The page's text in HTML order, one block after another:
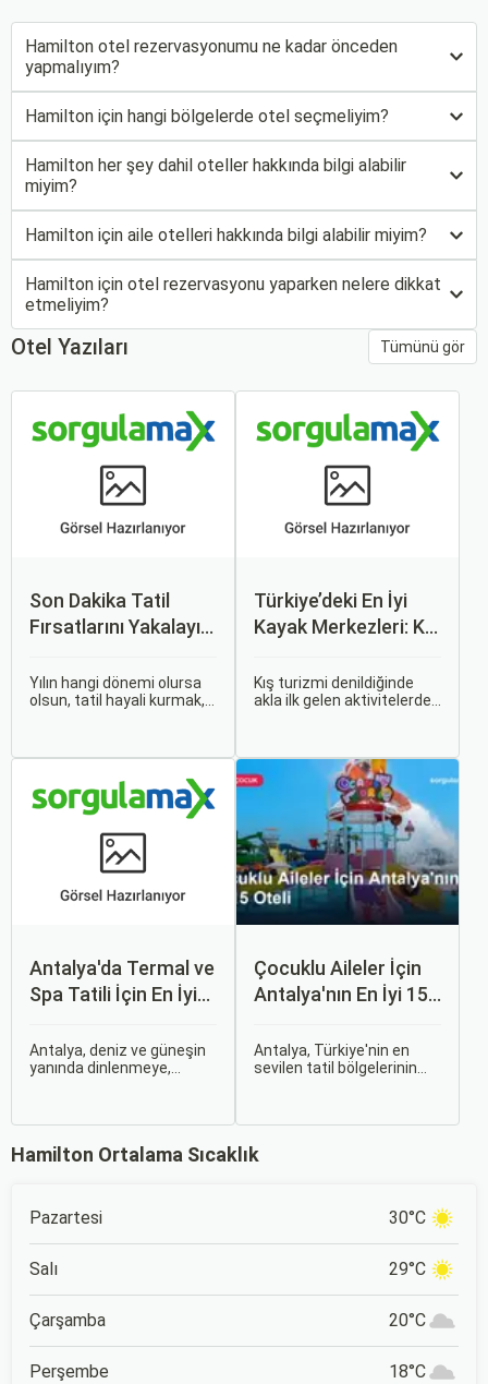
Hamilton otel rezervasyonumu ne kadar önceden
yapmalıyım?
Hamilton için hangi bölgelerde otel seçmeliyim?
Hamilton her şey dahil oteller hakkında bilgi alabilir
miyim?
Hamilton için aile otelleri hakkında bilgi alabilir miyim?
Hamilton için otel rezervasyonu yaparken nelere dikkat
etmeliyim?
Otel Yazıları Tümünü gör
Son Dakika Tatil
Fırsatlarını Yakalayın:
İpuçları
Yılın hangi dönemi olursa
olsun, tatil hayali kurmak,
anda bavulları toplayıp yola
çıkmak bazen zorlayıcı
Türkiye’deki En İyi
Kayak Merkezleri: Kış
Kış turizmi denildiğinde
akla ilk gelen aktivitelerden
bölgeleri sayesinde kış
turizmi açısından oldukça
zengin bir potansiyele
sahip.
Antalya'da Termal ve
Spa Tatili İçin En İyi
Antalya, deniz ve güneşin
yanında dinlenmeye,
merkezindeki beş yıldızlı
çok seçenekte spa, sauna,
hamam ve ıslak alan
olanakları artık standart
hâle geldi.
Çocuklu Aileler İçin
Antalya'nın En İyi 15
Antalya, Türkiye'nin en
sevilen tatil bölgelerinin
rehberde, ailecek huzurlu
iyi antalya çocuklu aile
oteli seçeneklerini bir
araya getirdik.
Hamilton Ortalama Sıcaklık
Pazartesi 30°C
Salı 29°C
Çarşamba 20°C
Perşembe 18°C